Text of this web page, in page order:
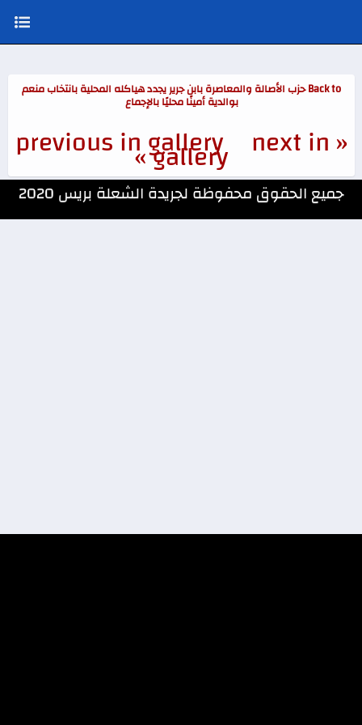
Back to حزب الأصالة والمعاصرة بابن جرير يجدد هياكله المحلية بانتخاب منعم
بوالدية أمينًا محليًا بالإجماع
« previous in gallery
next in
gallery »
جميع الحقوق محفوظة لجريدة الشعلة بريس 2020